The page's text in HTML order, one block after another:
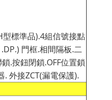
標準品).4組信號接點
門框.相間隔板.二
.按鈕閉鎖.OFF位置鎖
. 外接ZCT(漏電保護).